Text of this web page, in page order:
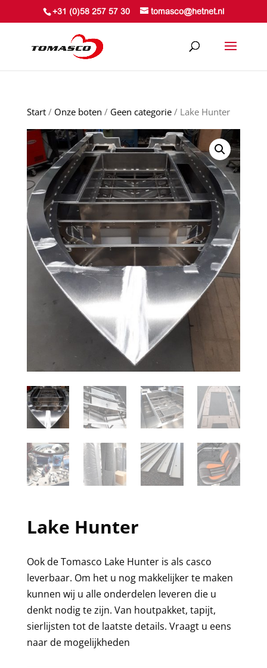
+31 (0)58 257 57 30 tomasco@hetnet.nl
Start/ Onze boten / Geen categorie/ Lake Hunter
Lake Hunter
Ook de Tomasco Lake Hunter is als casco
leverbaar. Om het u nog makkelijker te maken
kunnen wij u alle onderdelen leveren die u
denkt nodig te zijn. Van houtpakket, tapijt,
sierlijsten tot de laatste details. Vraagt u eens
naar de mogelijkheden